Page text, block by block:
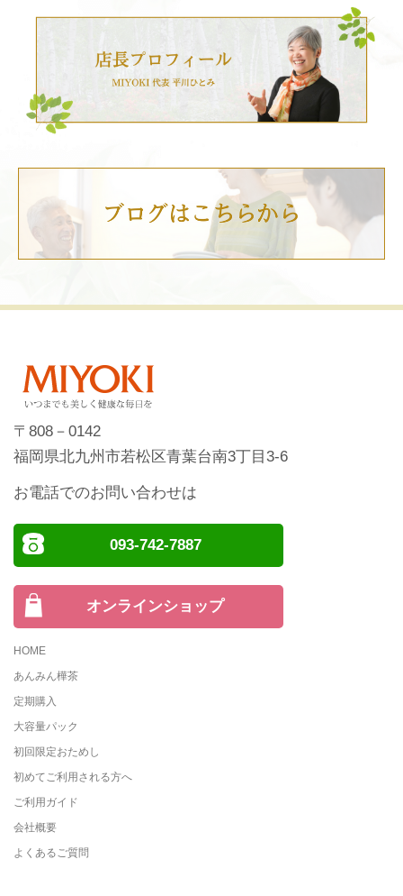
〒808－0142
福岡県北九州市若松区青葉台南3丁目3-6
お電話でのお問い合わせは
093-742-7887
オンラインショップ
HOME
あんみん樺茶
定期購入
大容量パック
初回限定おためし
初めてご利用される方へ
ご利用ガイド
会社概要
よくあるご質問